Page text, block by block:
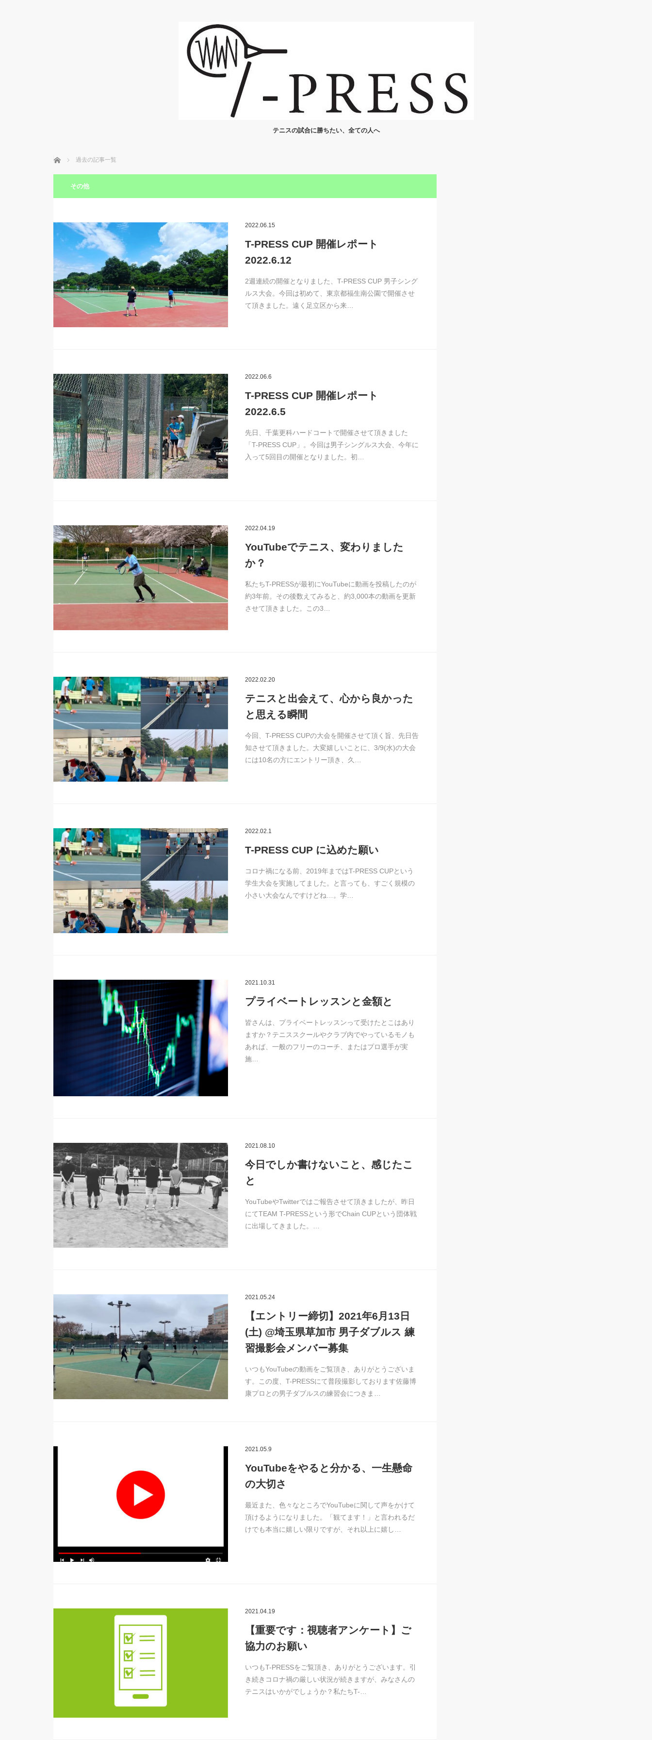
テニスの試合に勝ちたい、全ての人へ
ホーム 過去の記事一覧
その他
2022.06.15
T-PRESS CUP 開催レポート
2022.6.12
2週連続の開催となりました、T-PRESS CUP 男子シング
ルス大会。今回は初めて、東京都福生南公園で開催させ
て頂きました。遠く足立区から来…
2022.06.6
T-PRESS CUP 開催レポート
2022.6.5
先日、千葉更科ハードコートで開催させて頂きました
「T-PRESS CUP」。今回は男子シングルス大会、今年に
入って5回目の開催となりました。初…
2022.04.19
YouTubeでテニス、変わりました
か？
私たちT-PRESSが最初にYouTubeに動画を投稿したのが
約3年前。その後数えてみると、約3,000本の動画を更新
させて頂きました。この3…
2022.02.20
テニスと出会えて、心から良かった
と思える瞬間
今回、T-PRESS CUPの大会を開催させて頂く旨、先日告
知させて頂きました。大変嬉しいことに、3/9(水)の大会
には10名の方にエントリー頂き、久…
2022.02.1
T-PRESS CUP に込めた願い
コロナ禍になる前、2019年まではT-PRESS CUPという
学生大会を実施してました。と言っても、すごく規模の
小さい大会なんですけどね…。学…
2021.10.31
プライベートレッスンと金額と
皆さんは、プライベートレッスンって受けたとこはあり
ますか？テニススクールやクラブ内でやっているモノも
あれば、一般のフリーのコーチ、またはプロ選手が実
施…
2021.08.10
今日でしか書けないこと、感じたこ
と
YouTubeやTwitterではご報告させて頂きましたが、昨日
にてTEAM T-PRESSという形でChain CUPという団体戦
に出場してきました。…
2021.05.24
【エントリー締切】2021年6月13日
(土) @埼玉県草加市 男子ダブルス 練
習撮影会メンバー募集
いつもYouTubeの動画をご覧頂き、ありがとうございま
す。この度、T-PRESSにて普段撮影しております佐藤博
康プロとの男子ダブルスの練習会につきま…
2021.05.9
YouTubeをやると分かる、一生懸命
の大切さ
最近また、色々なところでYouTubeに関して声をかけて
頂けるようになりました。「観てます！」と言われるだ
けでも本当に嬉しい限りですが、それ以上に嬉し…
2021.04.19
【重要です：視聴者アンケート】ご
協力のお願い
いつもT-PRESSをご覧頂き、ありがとうございます。引
き続きコロナ禍の厳しい状況が続きますが、みなさんの
テニスはいかがでしょうか？私たちT-…